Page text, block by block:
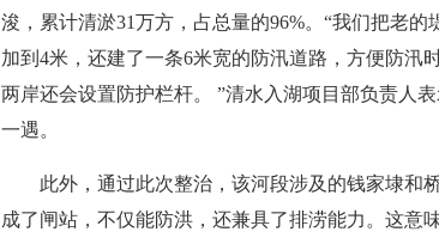
浚，累计清淤31万方，占总量的96%。“我们把老
加到4米，还建了一条6米宽的防汛道路，方便防汛
两岸还会设置防护栏杆。 ”清水入湖项目部负责人
一遇。
此外，通过此次整治，该河段涉及的钱家埭和
成了闸站，不仅能防洪，还兼具了排涝能力。这意